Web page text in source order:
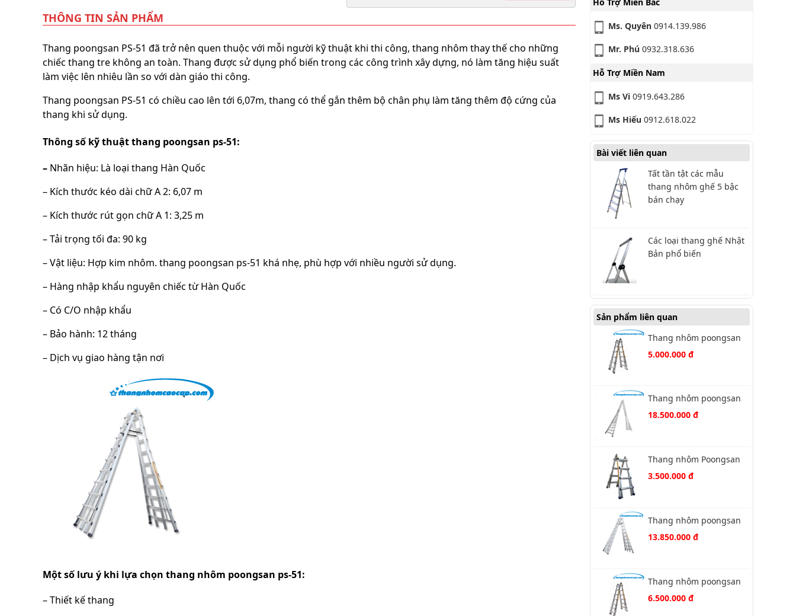
THÔNG TIN SẢN PHẨM
Thang poongsan PS-51 đã trở nên quen thuộc với mỗi người kỹ thuật khi thi công, thang nhôm thay thế cho những
chiếc thang tre không an toàn. Thang được sử dụng phổ biến trong các công trình xây dựng, nó làm tăng hiệu suất
làm việc lên nhiêu lần so với dàn giáo thi công.
Thang poongsan PS-51 có chiều cao lên tới 6,07m, thang có thể gắn thêm bộ chân phụ làm tăng thêm độ cứng của
thang khi sử dụng.
Thông số kỹ thuật thang poongsan ps-51:
– Nhãn hiệu: Là loại thang Hàn Quốc
– Kích thước kéo dài chữ A 2: 6,07 m
– Kích thước rút gọn chữ A 1: 3,25 m
– Tải trọng tối đa: 90 kg
– Vật liệu: Hợp kim nhôm. thang poongsan ps-51 khá nhẹ, phù hợp với nhiều người sử dụng.
– Hàng nhập khẩu nguyên chiếc từ Hàn Quốc
– Có C/O nhập khẩu
– Bảo hành: 12 tháng
– Dịch vụ giao hàng tận nơi
Một số lưu ý khi lựa chọn thang nhôm poongsan ps-51:
– Thiết kế thang
Ms. Quyên 0914.139.986
Mr. Phú 0932.318.636
Hỗ Trợ Miền Nam
Ms Vi 0919.643.286
Ms Hiếu 0912.618.022
Bài viết liên quan
Tất tần tật các mẫu
thang nhôm ghế 5 bậc
bán chạy
Các loại thang ghế Nhật
Bản phổ biến
Sản phẩm liên quan
Thang nhôm poongsan
PS-46
5.000.000 đ
Thang nhôm poongsan
PS-53
18.500.000 đ
Thang nhôm Poongsan
PS-44
3.500.000 đ
Thang nhôm poongsan
PS-52
13.850.000 đ
Thang nhôm poongsan
PS-47
6.500.000 đ